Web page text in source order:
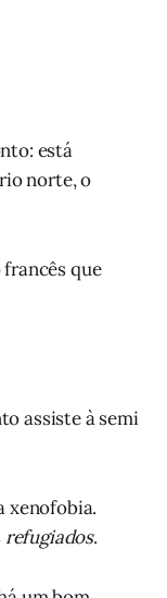
está
norte, o
que
assiste à semi
xenofobia.
refugiados.